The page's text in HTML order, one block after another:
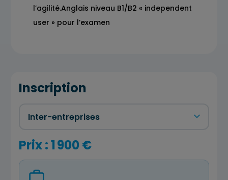
l’agilité.Anglais niveau B1/B2 « independent
user » pour l’examen
Inscription
Prix : 1 900 €